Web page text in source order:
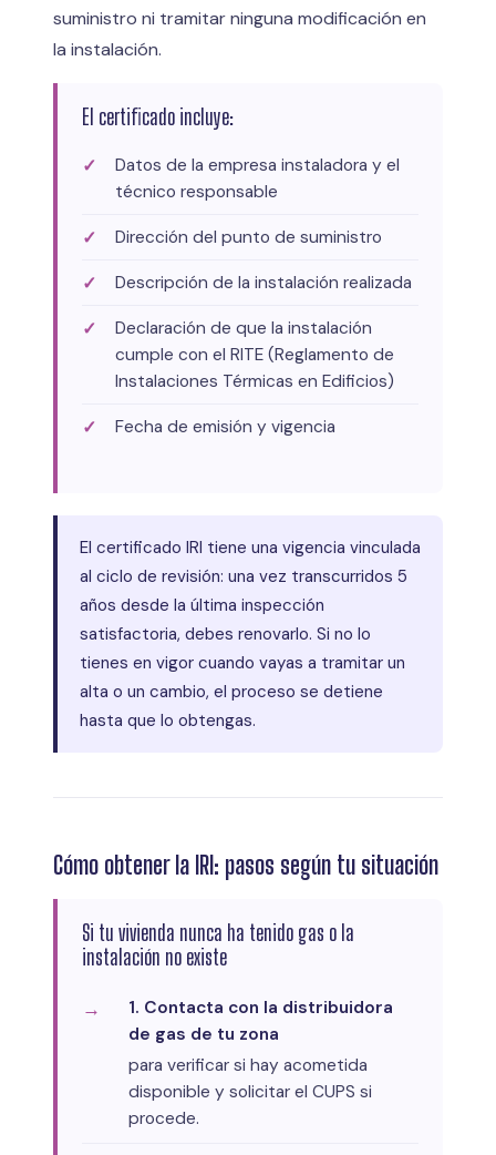
suministro ni tramitar ninguna modificación en
la instalación.
El certificado incluye:
Datos de la empresa instaladora y el
técnico responsable
Dirección del punto de suministro
Descripción de la instalación realizada
Declaración de que la instalación
cumple con el RITE (Reglamento de
Instalaciones Térmicas en Edificios)
Fecha de emisión y vigencia
El certificado IRI tiene una vigencia vinculada
al ciclo de revisión: una vez transcurridos 5
años desde la última inspección
satisfactoria, debes renovarlo. Si no lo
tienes en vigor cuando vayas a tramitar un
alta o un cambio, el proceso se detiene
hasta que lo obtengas.
Cómo obtener la IRI: pasos según tu situación
Si tu vivienda nunca ha tenido gas o la
instalación no existe
1. Contacta con la distribuidora
de gas de tu zona
para verificar si hay acometida
disponible y solicitar el CUPS si
procede.